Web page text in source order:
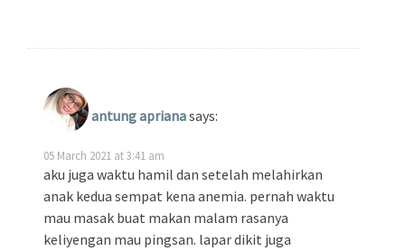
antung aprianasays:
05 March 2021 at 3:41 am
aku juga waktu hamil dan setelah melahirkan
anak kedua sempat kena anemia. pernah waktu
mau masak buat makan malam rasanya
keliyengan mau pingsan. lapar dikit juga